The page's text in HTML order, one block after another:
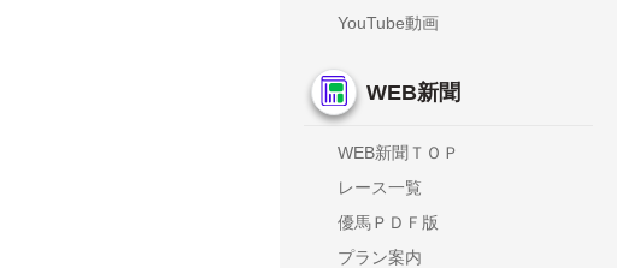
YouTube動画
WEB新聞
WEB新聞ＴＯＰ
レース一覧
優馬ＰＤＦ版
プラン案内